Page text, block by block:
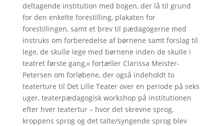
deltagende institution med bogen, der lå til grund
for den enkelte forestilling, plakaten for
forestillingen, samt et brev til pædagogerne med
instruks om forberedelse af børnene samt forslag til
lege, de skulle lege med børnene inden de skulle i
teatret første gang,« fortæller Clarissa Meister-
Petersen om forløbene, der også indeholdt to
teaterture til Det Lille Teater over en periode på seks
uger, teaterpædagogisk workshop på institutionen
efter hver teatertur – hvor det skrevne sprog,
kroppens sprog og det talte/syngende sprog blev